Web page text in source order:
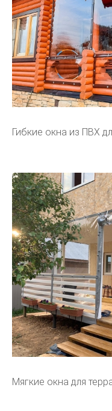
Гибкие окна из ПВХ
Мягкие окна для